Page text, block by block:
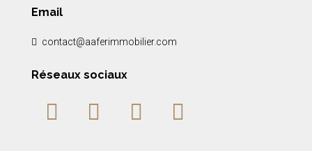
Email
contact@aaferimmobilier.com
Réseaux sociaux